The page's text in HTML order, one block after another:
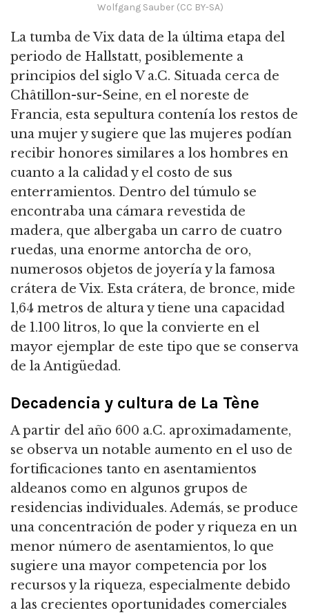
Wolfgang Sauber (CC BY-SA)
La tumba de Vix data de la última etapa del
periodo de Hallstatt, posiblemente a
principios del siglo V a.C. Situada cerca de
Châtillon-sur-Seine, en el noreste de
Francia, esta sepultura contenía los restos de
una mujer y sugiere que las mujeres podían
recibir honores similares a los hombres en
cuanto a la calidad y el costo de sus
enterramientos. Dentro del túmulo se
encontraba una cámara revestida de
madera, que albergaba un carro de cuatro
ruedas, una enorme antorcha de oro,
numerosos objetos de joyería y la famosa
crátera de Vix. Esta crátera, de bronce, mide
1,64 metros de altura y tiene una capacidad
de 1.100 litros, lo que la convierte en el
mayor ejemplar de este tipo que se conserva
de la Antigüedad.
Decadencia y cultura de La Tène
A partir del año 600 a.C. aproximadamente,
se observa un notable aumento en el uso de
fortificaciones tanto en asentamientos
aldeanos como en algunos grupos de
residencias individuales. Además, se produce
una concentración de poder y riqueza en un
menor número de asentamientos, lo que
sugiere una mayor competencia por los
recursos y la riqueza, especialmente debido
a las crecientes oportunidades comerciales